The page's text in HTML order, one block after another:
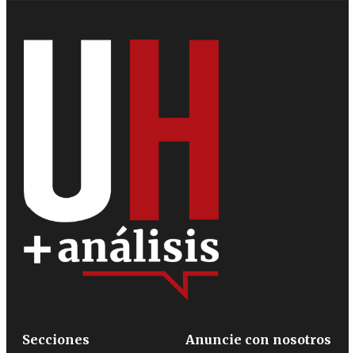
Secciones
Anuncie con nosotros